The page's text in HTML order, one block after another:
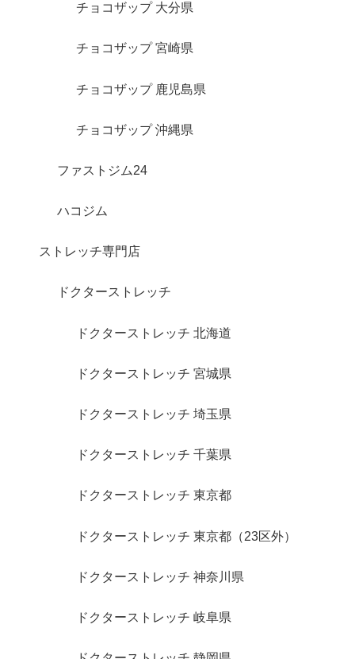
チョコザップ 大分県
チョコザップ 宮崎県
チョコザップ 鹿児島県
チョコザップ 沖縄県
ファストジム24
ハコジム
ストレッチ専門店
ドクターストレッチ
ドクターストレッチ 北海道
ドクターストレッチ 宮城県
ドクターストレッチ 埼玉県
ドクターストレッチ 千葉県
ドクターストレッチ 東京都
ドクターストレッチ 東京都（23区外）
ドクターストレッチ 神奈川県
ドクターストレッチ 岐阜県